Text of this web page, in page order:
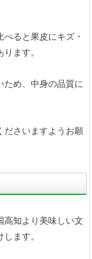
ると果皮にキズ・
ます。
め、中身の品質に
さいますようお願
知より美味しい文
ます。